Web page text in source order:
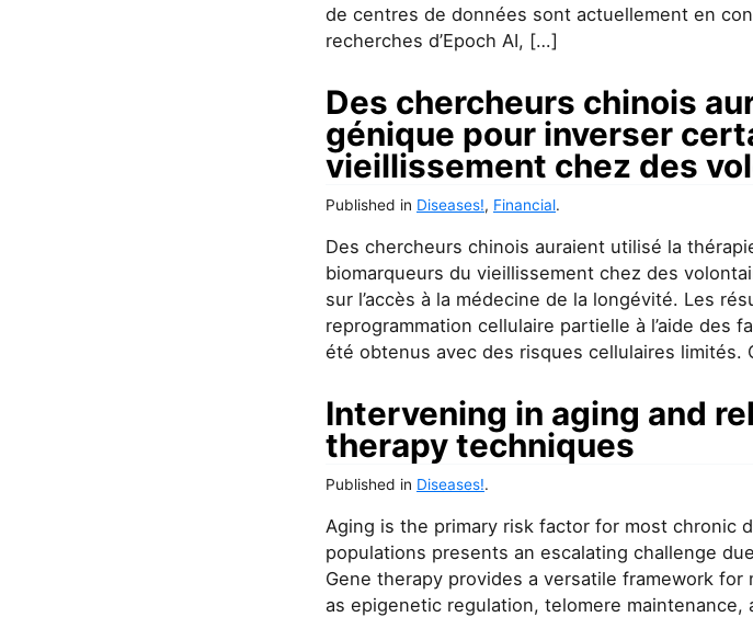
de centres de données sont actuellement en
recherches d’Epoch AI, […]
Des chercheurs chinois
génique pour inverser
vieillissement chez des
Published in Diseases!, Financial.
Des chercheurs chinois auraient utilisé la
biomarqueurs du vieillissement chez des
sur l’accès à la médecine de la longévité. Les
reprogrammation cellulaire partielle à l’aide des
été obtenus avec des risques cellulaires limités.
Intervening in aging and
therapy techniques
Published in Diseases!.
Aging is the primary risk factor for most chronic
populations presents an escalating challenge
Gene therapy provides a versatile framework
as epigenetic regulation, telomere